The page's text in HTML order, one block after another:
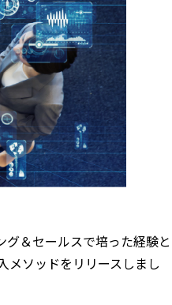
＆セールスで培った経験と
メソッドをリリースしまし